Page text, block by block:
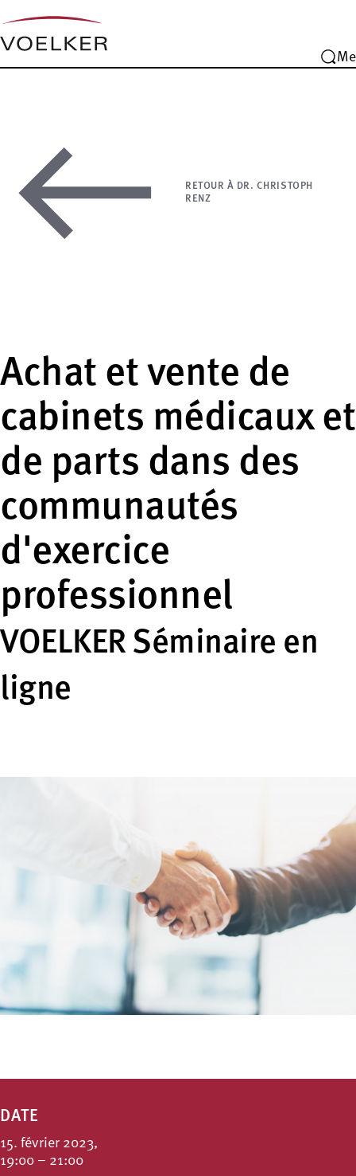
RETOUR À DR. CHRISTOPH
RENZ
Achat et vente de
cabinets médicaux et
de parts dans des
communautés
d'exercice
professionnel
VOELKER Séminaire en
ligne
DATE
15. février 2023,
19:00 – 21:00